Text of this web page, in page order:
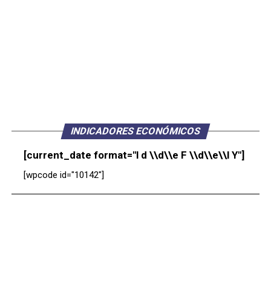
INDICADORES ECONÓMICOS
[current_date format="l d \\d\\e F \\d\\e\\l Y"]
[wpcode id="10142"]